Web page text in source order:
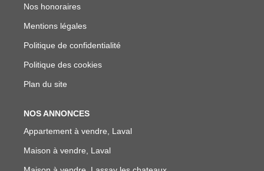
Nos honoraires
Mentions légales
Politique de confidentialité
Politique des cookies
Plan du site
NOS ANNONCES
Appartement à vendre, Laval
Maison à vendre, Laval